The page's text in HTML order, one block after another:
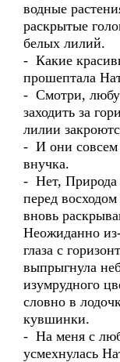
водные
раскрытые
белых лилий.
- Какие
прошептала
- Смотри,
заходить за
лилии
- И они совсем
внучка.
- Нет, Природа
перед
вновь
Неожиданно
глаза с
выпрыгнула
изумрудного
словно в
кувшинки.
- На меня с
усмехнулась